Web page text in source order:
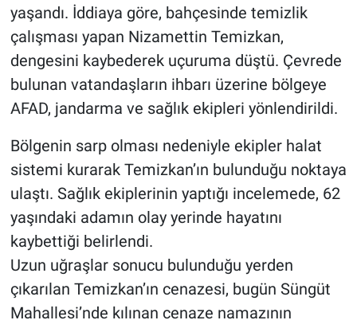
yaşandı. İddiaya göre, bahçesinde temizlik
çalışması yapan Nizamettin Temizkan,
dengesini kaybederek uçuruma düştü. Çevrede
bulunan vatandaşların ihbarı üzerine bölgeye
AFAD, jandarma ve sağlık ekipleri yönlendirildi.
Bölgenin sarp olması nedeniyle ekipler halat
sistemi kurarak Temizkan’ın bulunduğu noktaya
ulaştı. Sağlık ekiplerinin yaptığı incelemede, 62
yaşındaki adamın olay yerinde hayatını
kaybettiği belirlendi.
Uzun uğraşlar sonucu bulunduğu yerden
çıkarılan Temizkan’ın cenazesi, bugün Süngüt
Mahallesi’nde kılınan cenaze namazının